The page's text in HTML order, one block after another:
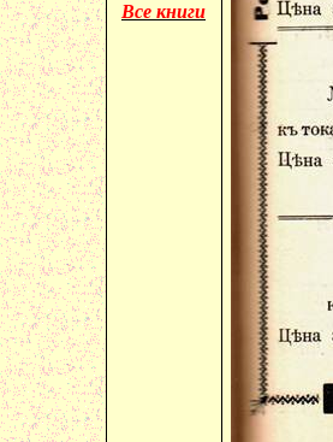
Все книги